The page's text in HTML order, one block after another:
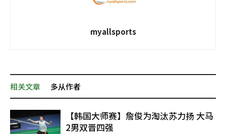
myallsports
相关文章 多从作者
【韩国大师赛】詹俊为淘汰苏力扬 大马
2男双晋四强